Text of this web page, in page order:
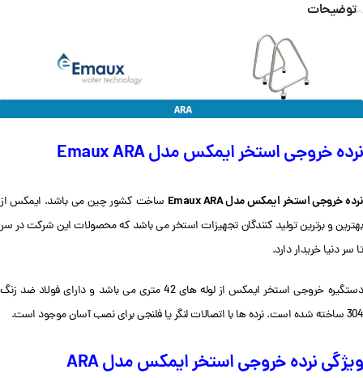
توضیحات
نرده خروجی استخر ایمکس مدل Emaux ARA
نرده خروجی استخر ایمکس مدل Emaux ARA
ساخت کشور چین می باشد. ایمکس از
بهترین و برترین تولید کنندگان تجهیزات استخر می باشد که محصولات این شرکت در سر
تا سر دنیا خریدار دارد.
دستگیره خروجی استخر ایمکس از لوله های 42 متری می باشد و دارای فولاد ضد زنگ
304 ساخته شده است. نرده ها با اتصالات لنگر یا فلنجی برای نصب آسان موجود است.
ویژگی نرده خروجی استخر ایمکس مدل ARA